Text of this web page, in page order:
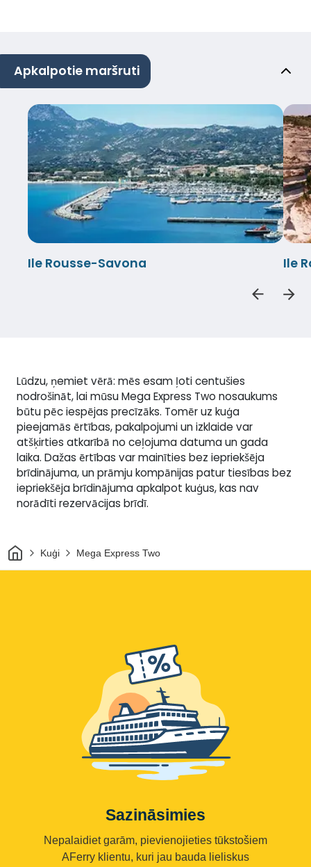
Apkalpotie maršruti
Ile Rousse-Savona Ile
Lūdzu, ņemiet vērā: mēs esam ļoti centušies
nodrošināt, lai mūsu Mega Express Two nosaukums
būtu pēc iespējas precīzāks. Tomēr uz kuģa
pieejamās ērtības, pakalpojumi un izklaide var
atšķirties atkarībā no ceļojuma datuma un gada
laika. Dažas ērtības var mainīties bez iepriekšēja
brīdinājuma, un prāmju kompānijas patur tiesības bez
iepriekšēja brīdinājuma apkalpot kuģus, kas nav
norādīti rezervācijas brīdī.
Sākums
Kuģi Mega Express Two
Sazināsimies
Nepalaidiet garām, pievienojieties tūkstošiem
AFerry klientu, kuri jau bauda lieliskus